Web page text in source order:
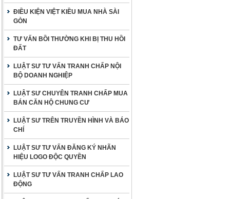
ĐIỀU KIỆN VIỆT KIỀU MUA NHÀ SÀI
GÒN
TƯ VẤN BỒI THƯỜNG KHI BỊ THU HỒI
ĐẤT
LUẬT SƯ TƯ VẤN TRANH CHẤP NỘI
BỘ DOANH NGHIỆP
LUẬT SƯ CHUYÊN TRANH CHẤP MUA
BÁN CĂN HỘ CHUNG CƯ
LUẬT SƯ TRÊN TRUYỀN HÌNH VÀ BÁO
CHÍ
LUẬT SƯ TƯ VẤN ĐĂNG KÝ NHÃN
HIỆU LOGO ĐỘC QUYỀN
LUẬT SƯ TƯ VẤN TRANH CHẤP LAO
ĐỘNG